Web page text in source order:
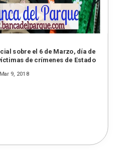
sobre el 6 de Marzo, día de
de crímenes de Estado
Mar 9, 2018